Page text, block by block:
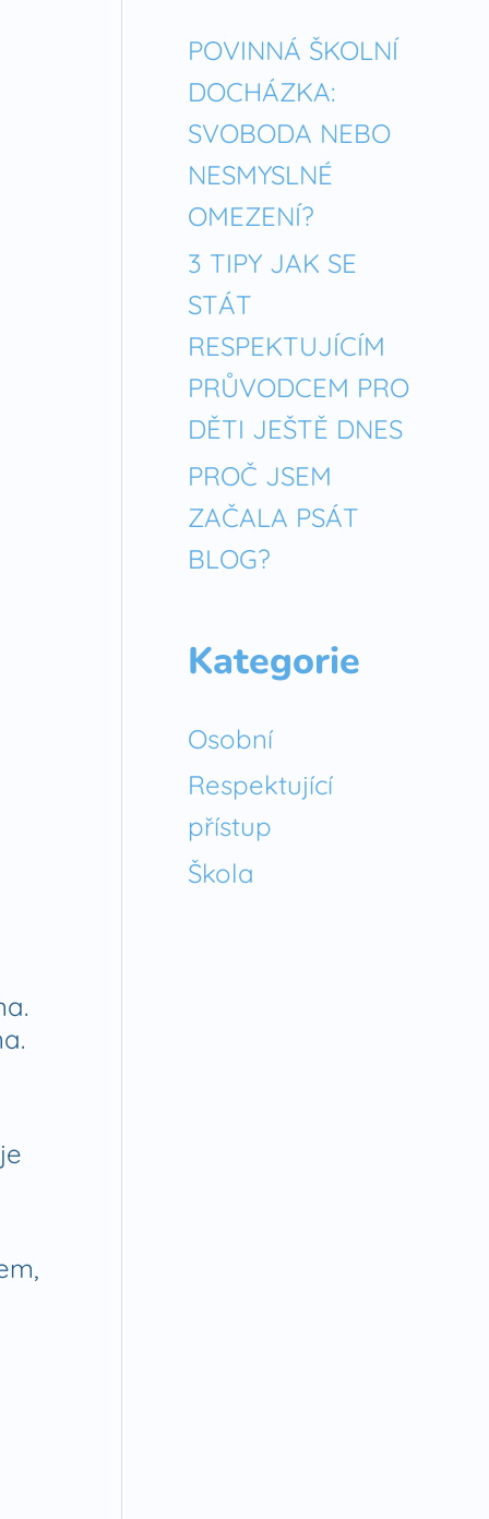
POVINNÁ ŠKOLNÍ
DOCHÁZKA:
SVOBODA NEBO
NESMYSLNÉ
OMEZENÍ?
3 TIPY JAK SE
STÁT
RESPEKTUJÍCÍM
PRŮVODCEM PRO
DĚTI JEŠTĚ DNES
PROČ JSEM
ZAČALA PSÁT
BLOG?
Kategorie
Osobní
Respektující
přístup
Škola